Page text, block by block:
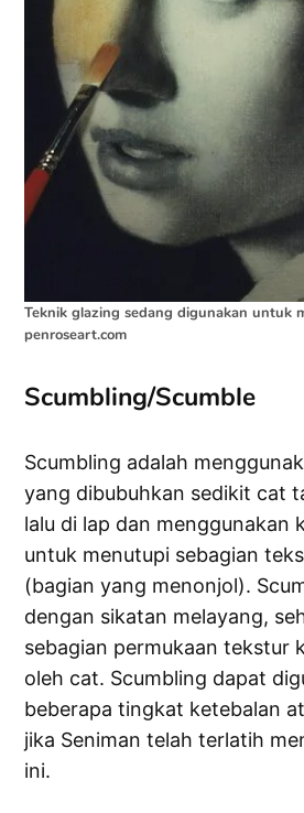
Teknik glazing sedang digunakan untuk
penroseart.com
Scumbling/Scumble
Scumbling adalah
yang dibubuhkan sedikit cat
lalu di lap dan menggunakan
untuk menutupi sebagian
(bagian yang menonjol).
dengan sikatan melayang,
sebagian permukaan tekstur
oleh cat. Scumbling dapat
beberapa tingkat ketebalan
jika Seniman telah terlatih
ini.